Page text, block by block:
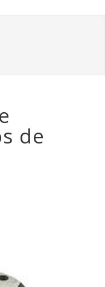
de